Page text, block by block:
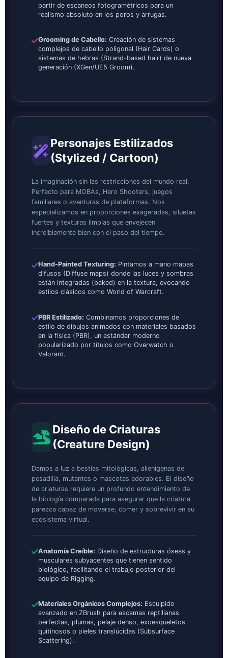
partir de escaneos fotogramétricos para un
realismo absoluto en los poros y arrugas.
Grooming de Cabello: Creación de sistemas
complejos de cabello poligonal (Hair Cards) o
sistemas de hebras (Strand-based hair) de nueva
generación (XGen/UE5 Groom).
Personajes Estilizados
(Stylized / Cartoon)
La imaginación sin las restricciones del mundo real.
Perfecto para MOBAs, Hero Shooters, juegos
familiares o aventuras de plataformas. Nos
especializamos en proporciones exageradas, siluetas
fuertes y texturas limpias que envejecen
increíblemente bien con el paso del tiempo.
Hand-Painted Texturing: Pintamos a mano mapas
difusos (Diffuse maps) donde las luces y sombras
están integradas (baked) en la textura, evocando
estilos clásicos como World of Warcraft.
PBR Estilizado: Combinamos proporciones de
estilo de dibujos animados con materiales basados
en la física (PBR), un estándar moderno
popularizado por títulos como Overwatch o
Valorant.
Diseño de Criaturas
(Creature Design)
Damos a luz a bestias mitológicas, alienígenas de
pesadilla, mutantes o mascotas adorables. El diseño
de criaturas requiere un profundo entendimiento de
la biología comparada para asegurar que la criatura
parezca capaz de moverse, comer y sobrevivir en su
ecosistema virtual.
Anatomía Creíble: Diseño de estructuras óseas y
musculares subyacentes que tienen sentido
biológico, facilitando el trabajo posterior del
equipo de Rigging.
Materiales Orgánicos Complejos: Esculpido
avanzado en ZBrush para escamas reptilianas
perfectas, plumas, pelaje denso, exoesqueletos
quitinosos o pieles translúcidas (Subsurface
Scattering).